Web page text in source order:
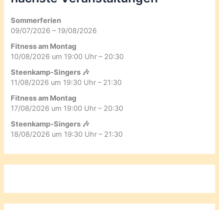
Sommerferien
09/07/2026 – 19/08/2026
Fitness am Montag
10/08/2026 um 19:00 Uhr – 20:30
Steenkamp-Singers 🎶
11/08/2026 um 19:30 Uhr – 21:30
Fitness am Montag
17/08/2026 um 19:00 Uhr – 20:30
Steenkamp-Singers 🎶
18/08/2026 um 19:30 Uhr – 21:30